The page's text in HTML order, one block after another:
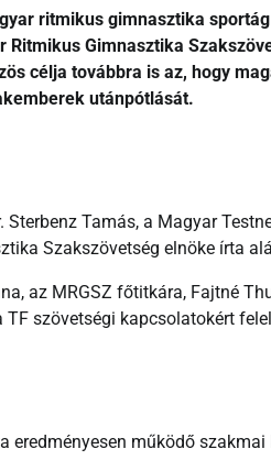
ritmikus gimnasztika
Gimnasztika
célja továbbra is az, hogy
utánpótlását.
Tamás, a Magyar
Szakszövetség elnöke írta
az MRGSZ főtitkára, Fajtné
szövetségi kapcsolatokért
működő